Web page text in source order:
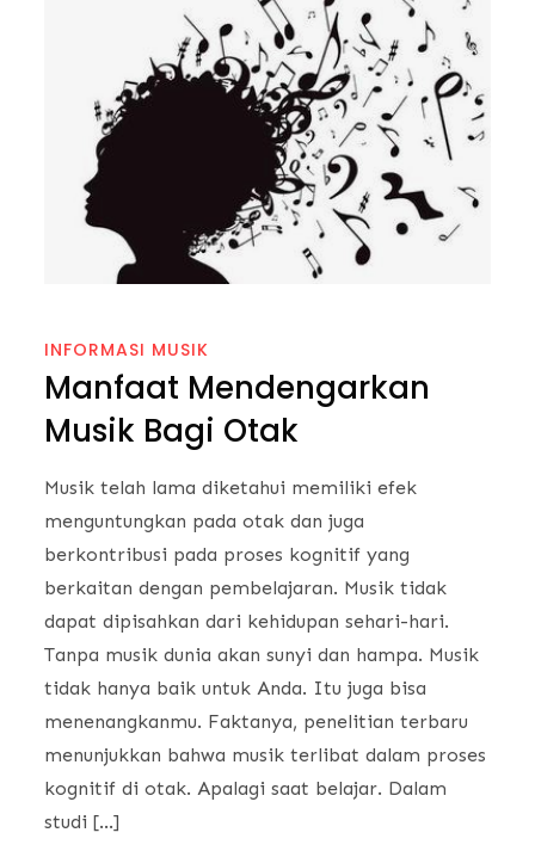
INFORMASI MUSIK
Manfaat Mendengarkan
Musik Bagi Otak
Musik telah lama diketahui memiliki efek
menguntungkan pada otak dan juga
berkontribusi pada proses kognitif yang
berkaitan dengan pembelajaran. Musik tidak
dapat dipisahkan dari kehidupan sehari-hari.
Tanpa musik dunia akan sunyi dan hampa. Musik
tidak hanya baik untuk Anda. Itu juga bisa
menenangkanmu. Faktanya, penelitian terbaru
menunjukkan bahwa musik terlibat dalam proses
kognitif di otak. Apalagi saat belajar. Dalam
studi […]